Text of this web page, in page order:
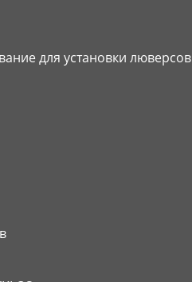
для установки люверсов